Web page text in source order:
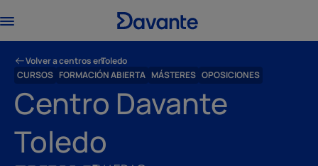
Volver a centros enToledo
CURSOS FORMACIÓN ABIERTA MÁSTERES OPOSICIONES
Centro Davante
Toledo